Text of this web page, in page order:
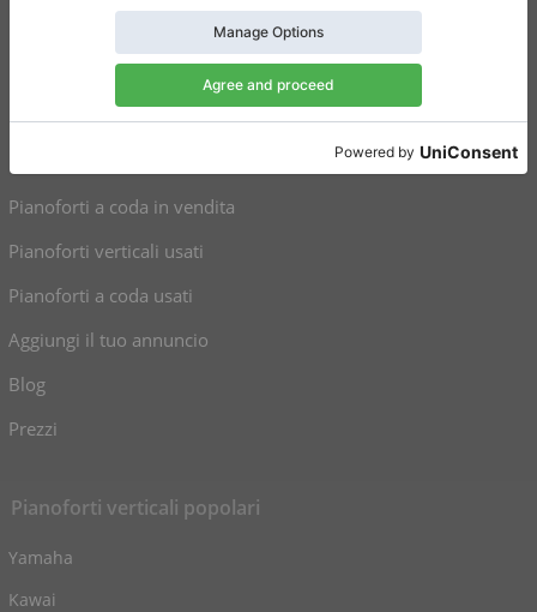
Impostazioni per il consenso
Collegamenti
Pianoforti a coda in vendita
Pianoforti verticali usati
Pianoforti a coda usati
Aggiungi il tuo annuncio
Blog
Prezzi
Pianoforti verticali popolari
Yamaha
Kawai